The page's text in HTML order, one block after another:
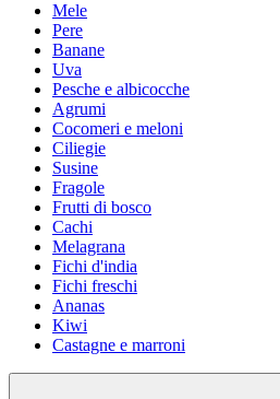
Mele
Pere
Banane
Uva
Pesche e albicocche
Agrumi
Cocomeri e meloni
Ciliegie
Susine
Fragole
Frutti di bosco
Cachi
Melagrana
Fichi d'india
Fichi freschi
Ananas
Kiwi
Castagne e marroni